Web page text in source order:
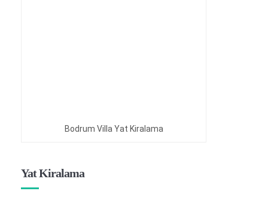
Bodrum Villa Yat Kiralama
Yat Kiralama